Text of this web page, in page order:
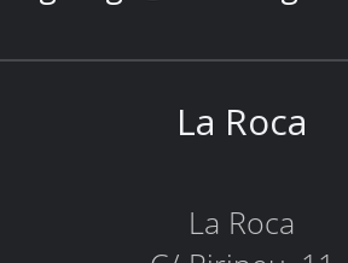
La Roca
La Roca